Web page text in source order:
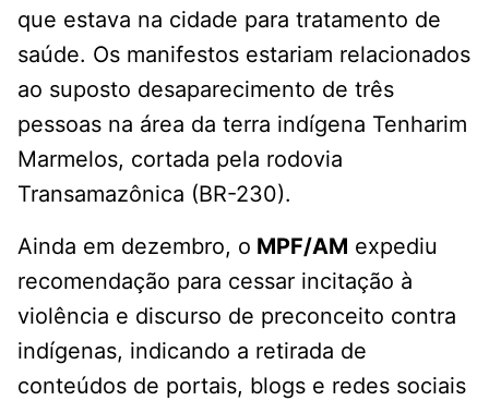
que estava na cidade para tratamento de
saúde. Os manifestos estariam relacionados
ao suposto desaparecimento de três
pessoas na área da terra indígena Tenharim
Marmelos, cortada pela rodovia
Transamazônica (BR-230).
Ainda em dezembro, o MPF/AM expediu
recomendação para cessar incitação à
violência e discurso de preconceito contra
indígenas, indicando a retirada de
conteúdos de portais, blogs e redes sociais